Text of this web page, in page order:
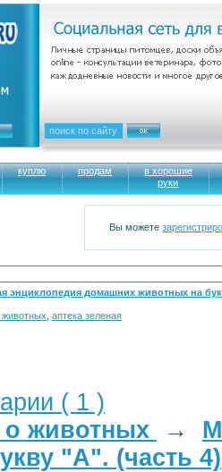
куплю продам
в хорошие
руки
Вы можете
энциклопедия домашних животных на
аптека зеленая
( 1 )
о животных
→
"А". (часть 4)